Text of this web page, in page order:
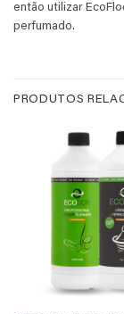
então utilizar
perfumado.
PRODUTOS